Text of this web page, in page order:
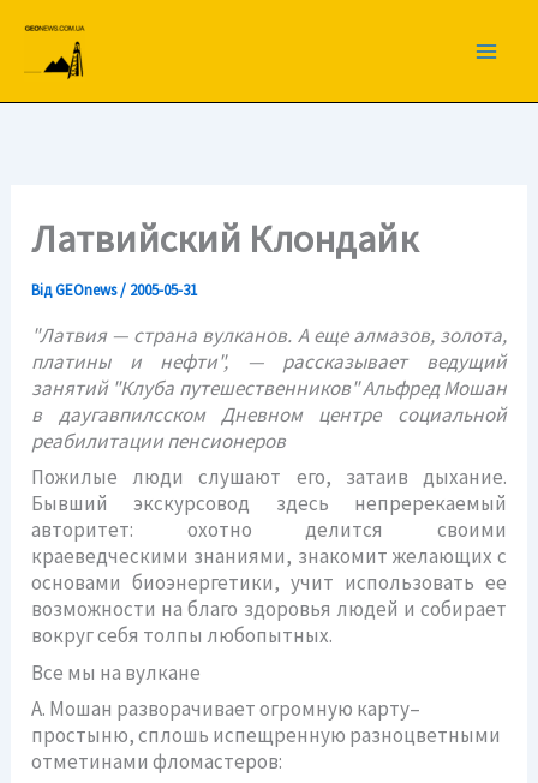
вмісту
Латвийский Клондайк
ВідGEOnews/ 2005-05-31
"Латвия — страна вулканов. А еще алмазов, золота,
платины и нефти", — рассказывает ведущий
занятий "Клуба путешественников" Альфред Мошан
в даугавпилсском Дневном центре социальной
реабилитации пенсионеров
Пожилые люди слушают его, затаив дыхание.
Бывший экскурсовод здесь непререкаемый
авторитет: охотно делится своими
краеведческими знаниями, знакомит желающих с
основами биоэнергетики, учит использовать ее
возможности на благо здоровья людей и собирает
вокруг себя толпы любопытных.
Все мы на вулкане
А. Мошан разворачивает огромную карту–
простыню, сплошь испещренную разноцветными
отметинами фломастеров: